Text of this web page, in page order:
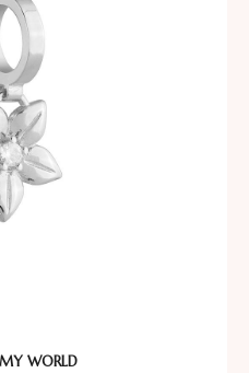
MY WORLD